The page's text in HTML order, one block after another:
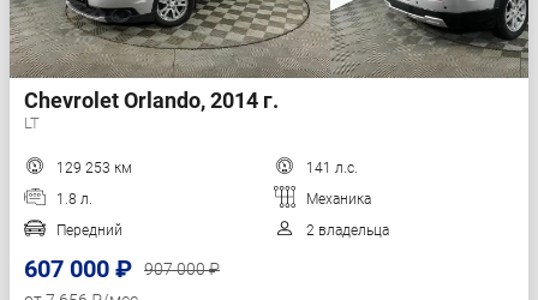
Chevrolet Orlando, 2014 г.
LT
129 253 км
141 л.с.
1.8 л.
Механика
Передний
2 владельца
607 000 ₽
907 000 ₽